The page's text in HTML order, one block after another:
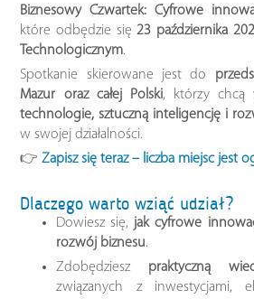
Biznesowy Czwartek: Cyfrowe
które odbędzie się23 października
Technologicznym.
Spotkanie skierowane jest do
Mazur oraz całej Polski, którzy chcą
technologie, sztuczną inteligencję i
w swojej działalności.
👉Zapisz się teraz – liczba miejsc jest
Dlaczego warto wziąć udział?
Dowiesz się, jak cyfrowe
rozwój biznesu.
Zdobędziesz praktyczną
związanych z inwestycjami,